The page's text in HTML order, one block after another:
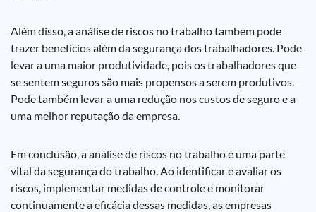
Além disso, a análise de riscos no trabalho também pode
trazer benefícios além da segurança dos trabalhadores. Pode
levar a uma maior produtividade, pois os trabalhadores que
se sentem seguros são mais propensos a serem produtivos.
Pode também levar a uma redução nos custos de seguro e a
uma melhor reputação da empresa.
Em conclusão, a análise de riscos no trabalho é uma parte
vital da segurança do trabalho. Ao identificar e avaliar os
riscos, implementar medidas de controle e monitorar
continuamente a eficácia dessas medidas, as empresas